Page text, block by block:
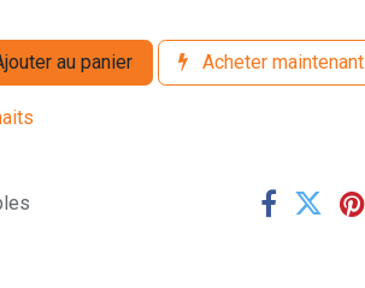
au panier Acheter maintenant